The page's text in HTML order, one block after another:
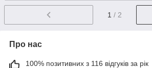
1 / 2
Про нас
100% позитивних з 116 відгуків за рік